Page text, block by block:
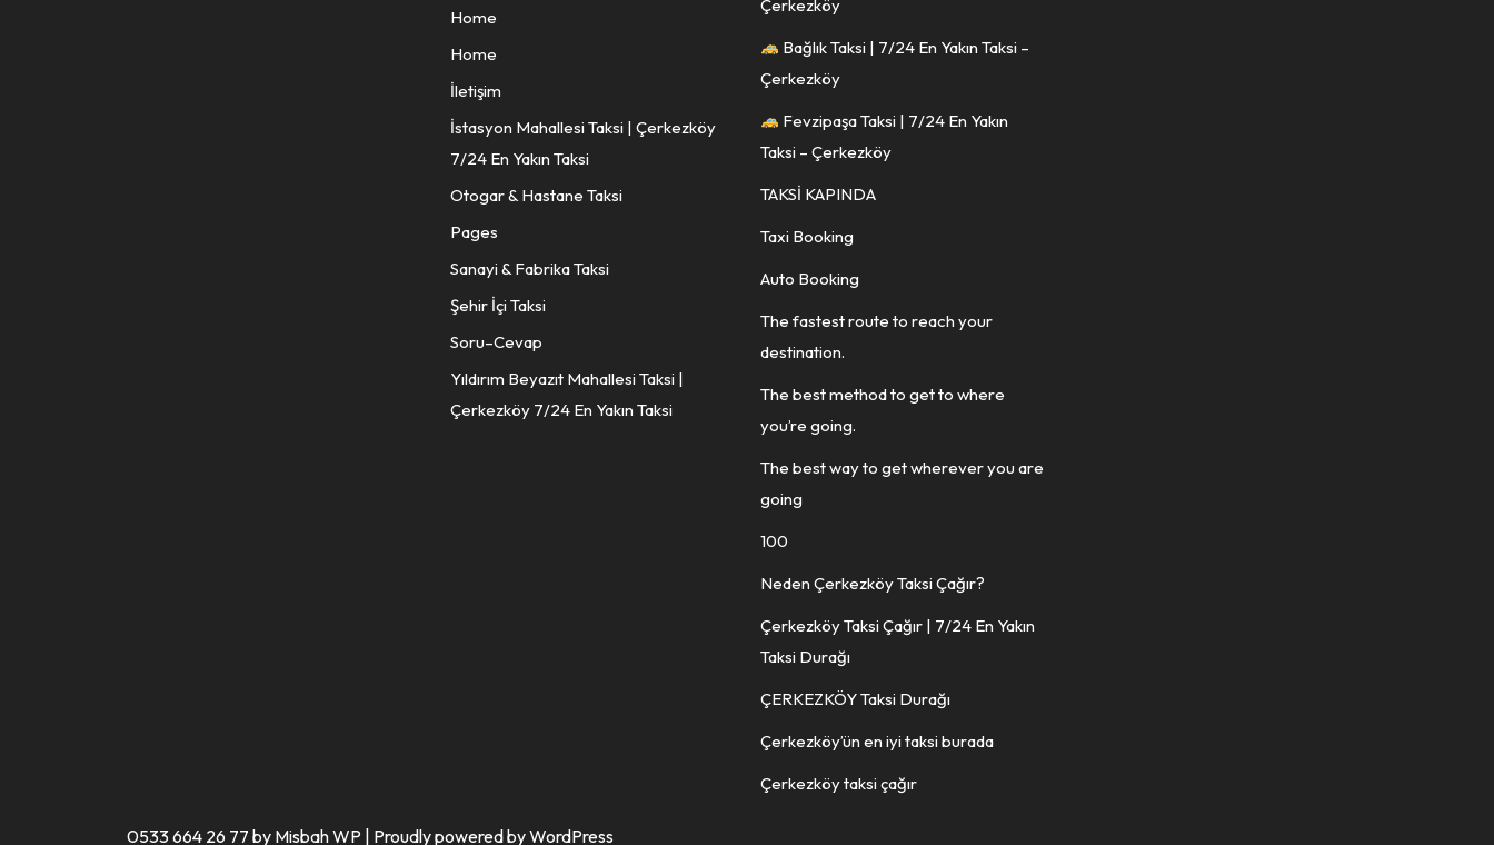
Home
Home
İletişim
İstasyon Mahallesi Taksi | Çerkezköy
7/24 En Yakın Taksi
Otogar & Hastane Taksi
Pages
Sanayi & Fabrika Taksi
Şehir İçi Taksi
Soru–Cevap
Yıldırım Beyazıt Mahallesi Taksi |
Çerkezköy 7/24 En Yakın Taksi
Çerkezköy
Bağlık Taksi | 7/24 En Yakın Taksi –
Çerkezköy
Fevzipaşa Taksi | 7/24 En Yakın
Taksi – Çerkezköy
TAKSİ KAPINDA
Taxi Booking
Auto Booking
The fastest route to reach your
destination.
The best method to get to where
you’re going.
The best way to get wherever you are
going
100
Neden Çerkezköy Taksi Çağır?
Çerkezköy Taksi Çağır | 7/24 En Yakın
Taksi Durağı
ÇERKEZKÖY Taksi Durağı
Çerkezköy’ün en iyi taksi burada
Çerkezköy taksi çağır
0533 664 26 77 by Misbah WP | Proudly powered by WordPress